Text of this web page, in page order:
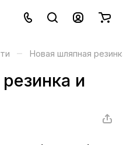
– Новая шляпная
и